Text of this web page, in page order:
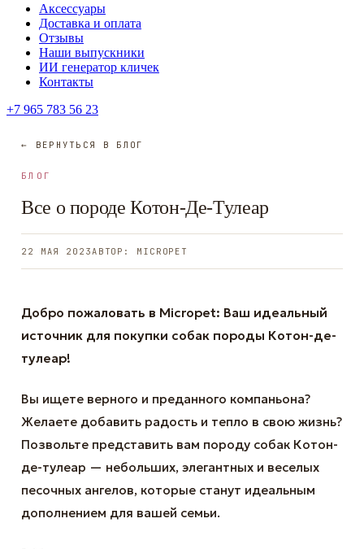
Аксессуары
Доставка и оплата
Отзывы
Наши выпускники
ИИ генератор кличек
Контакты
+7 965 783 56 23
← ВЕРНУТЬСЯ В БЛОГ
БЛОГ
Все о породе Котон-Де-Тулеар
22 МАЯ 2023АВТОР: MICROPET
Добро пожаловать в Micropet: Ваш идеальный
источник для покупки собак породы Котон-де-
тулеар!
Вы ищете верного и преданного компаньона?
Желаете добавить радость и тепло в свою жизнь?
Позвольте представить вам породу собак Котон-
де-тулеар — небольших, элегантных и веселых
песочных ангелов, которые станут идеальным
дополнением для вашей семьи.